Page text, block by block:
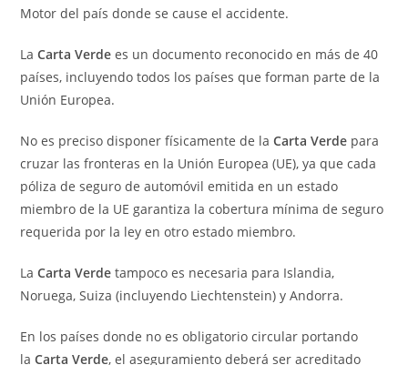
Motor del país donde se cause el accidente.
LaCarta Verde es un documento reconocido en más de 40
países, incluyendo todos los países que forman parte de la
Unión Europea.
No es preciso disponer físicamente de laCarta Verde para
cruzar las fronteras en la Unión Europea (UE), ya que cada
póliza de seguro de automóvil emitida en un estado
miembro de la UE garantiza la cobertura mínima de seguro
requerida por la ley en otro estado miembro.
LaCarta Verde tampoco es necesaria para Islandia,
Noruega, Suiza (incluyendo Liechtenstein) y Andorra.
En los países donde no es obligatorio circular portando
laCarta Verde, el aseguramiento deberá ser acreditado